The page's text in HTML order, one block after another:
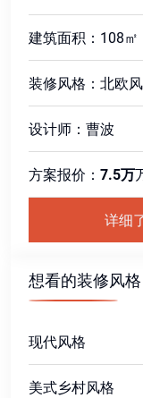
建筑面积：108㎡
装修风格：北欧
设计师：曹波
方案报价： 7.5万
详细
想看的装修风格
现代风格
美式乡村风格